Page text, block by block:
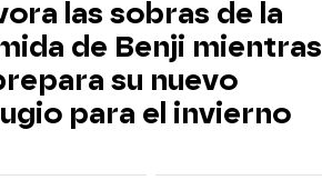
las sobras de la
de Benji mientras
su nuevo
para el invierno